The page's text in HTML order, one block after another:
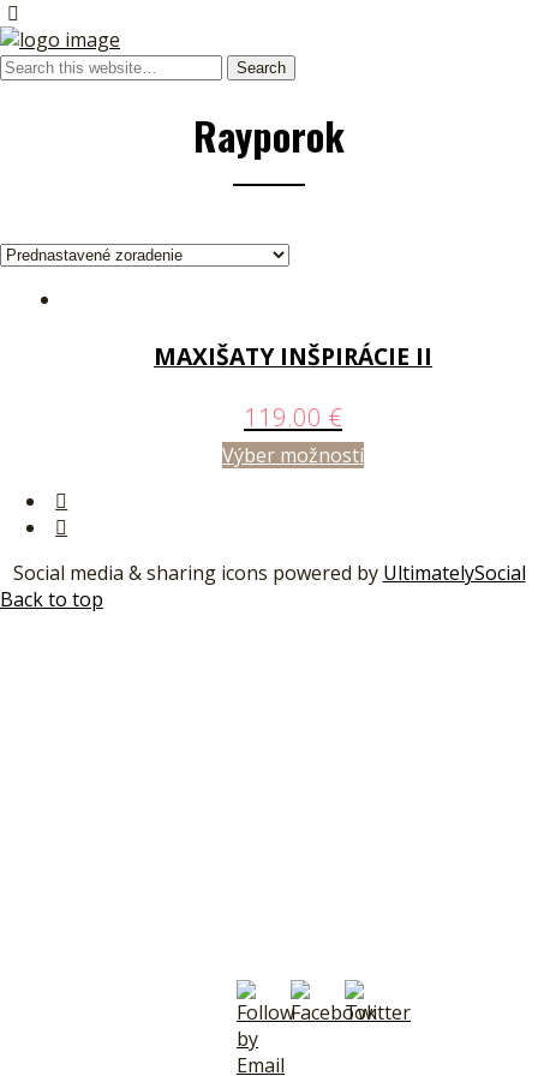
Rayporok
MAXIŠATY INŠPIRÁCIE II
119.00 €
Výber možností
Social media & sharing icons powered by UltimatelySocial
Back to top